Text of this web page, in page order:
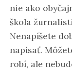
nie ako
škola
Nenapíšete
napísať.
robí, ale